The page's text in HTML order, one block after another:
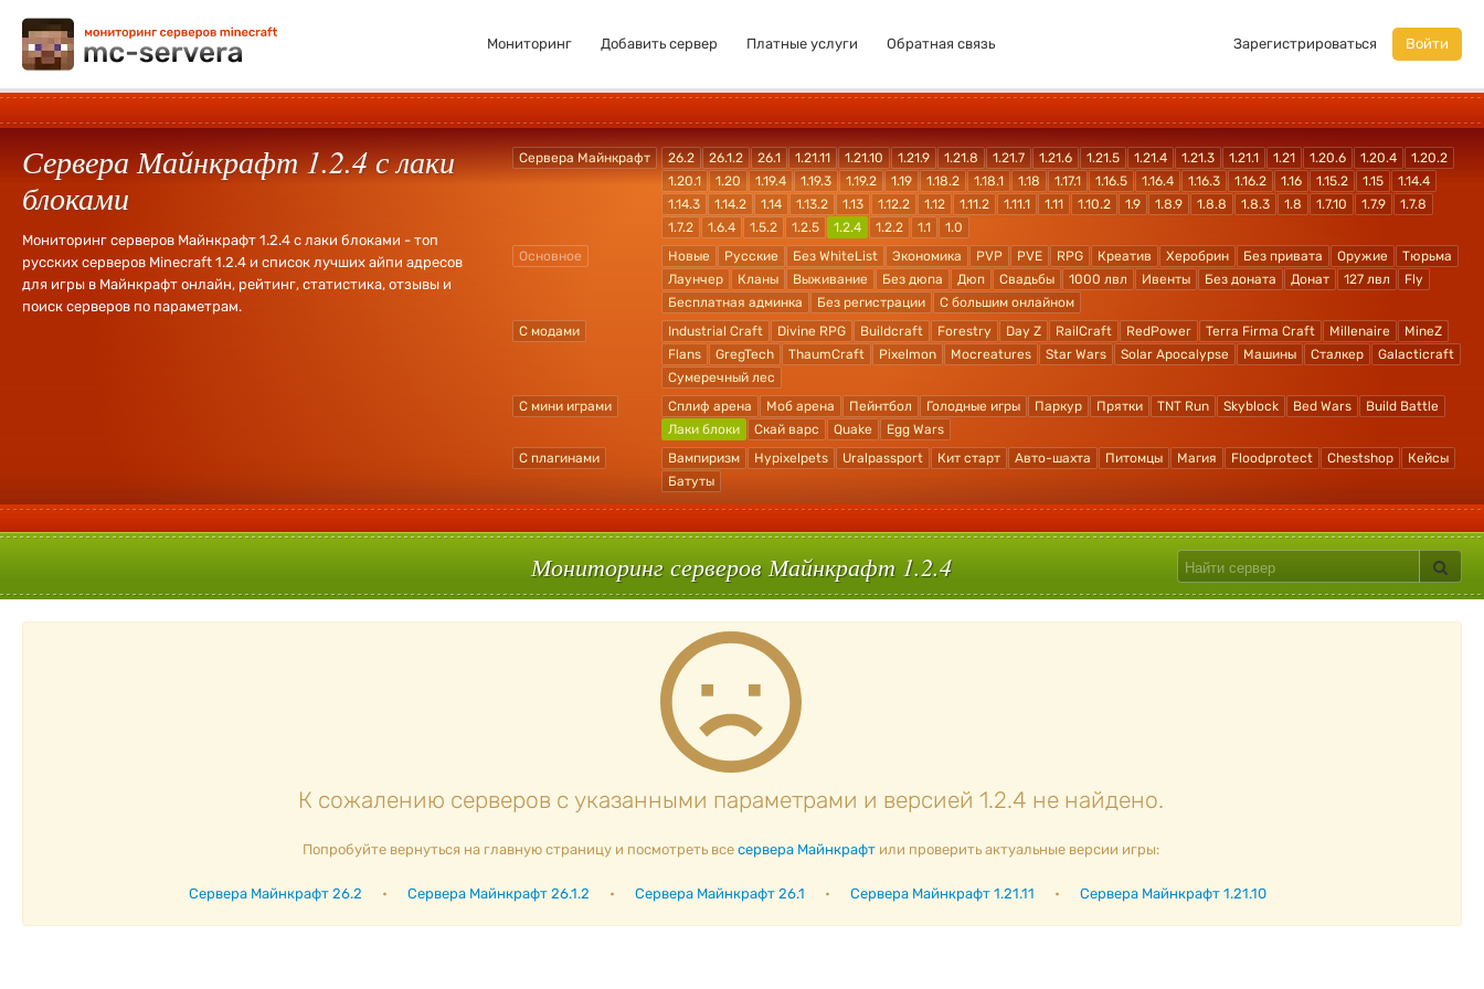
Мониторинг Добавить сервер Платные услуги Обратная связь Зарегистрироваться Войти
Сервера Майнкрафт 1.2.4 с лаки
блоками
Мониторинг серверов Майнкрафт 1.2.4 с лаки блоками - топ
русских серверов Minecraft 1.2.4 и список лучших айпи адресов
для игры в Майнкрафт онлайн, рейтинг, статистика, отзывы и
поиск серверов по параметрам.
Сервера Майнкрафт 26.2 26.1.2 26.1 1.21.11 1.21.10 1.21.9 1.21.8 1.21.7 1.21.6 1.21.5 1.21.4 1.21.3 1.21.1 1.21 1.20.6 1.20.4
1.20.2
1.20.1
1.20 1.19.4 1.19.3 1.19.2 1.19 1.18.2 1.18.1 1.18 1.17.1 1.16.5 1.16.4 1.16.3 1.16.2 1.16 1.15.2 1.15
1.14.4
1.14.3
1.14.2 1.14 1.13.2 1.13 1.12.2 1.12 1.11.2 1.11.1 1.11 1.10.2 1.9 1.8.9 1.8.8 1.8.3 1.8 1.7.10 1.7.9
1.7.8
1.7.2
1.6.4 1.5.2 1.2.5 1.2.4 1.2.2 1.1
1.0
Основное
Новые Русские Без WhiteList Экономика PVP PVE RPG Креатив Херобрин Без привата Оружие
Тюрьма
Лаунчер
Кланы Выживание Без дюпа Дюп Свадьбы 1000 лвл Ивенты Без доната Донат 127 лвл
Fly
Бесплатная админка
Без регистрации
С большим онлайном
С модами
Industrial Craft Divine RPG Buildcraft Forestry Day Z RailCraft RedPower Terra Firma Craft Millenaire
MineZ
Flans
GregTech ThaumCraft Pixelmon Mocreatures Star Wars Solar Apocalypse Машины Сталкер
Galacticraft
Сумеречный лес
С мини играми
Сплиф арена Моб арена Пейнтбол Голодные игры Паркур Прятки TNT Run Skyblock Bed Wars
Build Battle
Лаки блоки
Скай варс Quake
Egg Wars
С плагинами
Вампиризм Hypixelpets Uralpassport Кит старт Авто-шахта Питомцы Магия Floodprotect Chestshop
Кейсы
Батуты
Мониторинг серверов Майнкрафт 1.2.4
К сожалению серверов с указанными параметрами и версией 1.2.4 не найдено.
Попробуйте вернуться на главную страницу и посмотреть все сервера Майнкрафтили проверить актуальные версии игры:
Сервера Майнкрафт 26.2 • Сервера Майнкрафт 26.1.2 • Сервера Майнкрафт 26.1 • Сервера Майнкрафт 1.21.11 • Сервера Майнкрафт 1.21.10